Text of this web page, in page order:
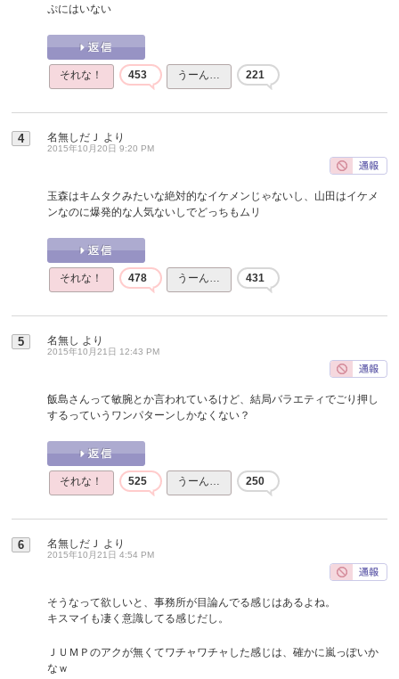
ぷにはいない
それな！ 453 うーん… 221
4 名無しだＪ より
2015年10月20日 9:20 PM
玉森はキムタクみたいな絶対的なイケメンじゃないし、山田はイケメ
ンなのに爆発的な人気ないしでどっちもムリ
それな！ 478 うーん… 431
5 名無し より
2015年10月21日 12:43 PM
飯島さんって敏腕とか言われているけど、結局バラエティでごり押し
するっていうワンパターンしかなくない？
それな！ 525 うーん… 250
6 名無しだＪ より
2015年10月21日 4:54 PM
そうなって欲しいと、事務所が目論んでる感じはあるよね。
キスマイも凄く意識してる感じだし。
ＪＵＭＰのアクが無くてワチャワチャした感じは、確かに嵐っぽいか
なｗ